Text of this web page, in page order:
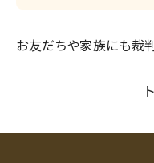
お友だちや家族にも裁